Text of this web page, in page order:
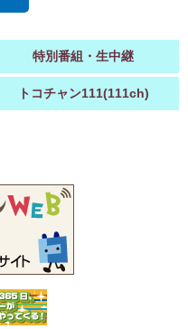
特別番組・生中継
トコチャン111(111ch)